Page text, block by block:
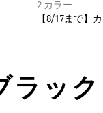
2 カラー
【8/17まで】
ラッ